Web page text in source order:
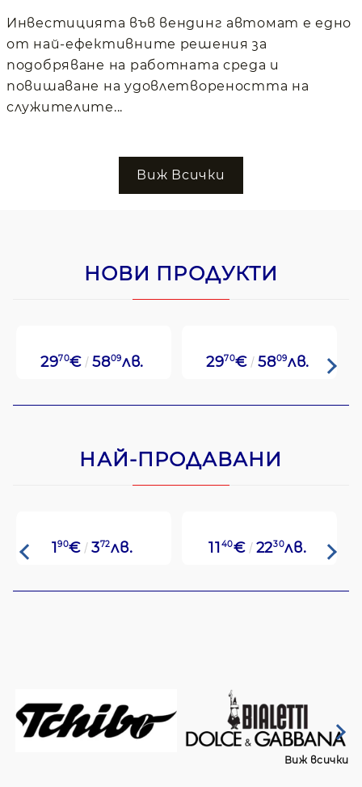
Инвестицията във вендинг автомат е едно
от най-ефективните решения за
подобряване на работната среда и
повишаване на удовлетвореността на
служителите...
Виж Всички
НОВИ ПРОДУКТИ
2970€ 5809лв. 2970€ 5809лв.
НАЙ-ПРОДАВАНИ
190€ 372лв. 11 40€ 2230лв.
Виж всички